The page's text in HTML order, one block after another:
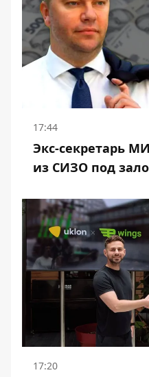
17:44
Экс-секретарь
из СИЗО под
17:20